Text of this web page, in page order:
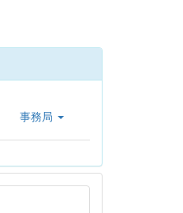
事務局